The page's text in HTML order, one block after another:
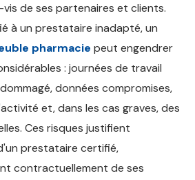
de ses partenaires et clients.
à un prestataire inadapté, un
pharmacie peut engendrer
: journées de travail
données compromises,
et, dans les cas graves, des
Ces risques justifient
prestataire certifié,
contractuellement de ses